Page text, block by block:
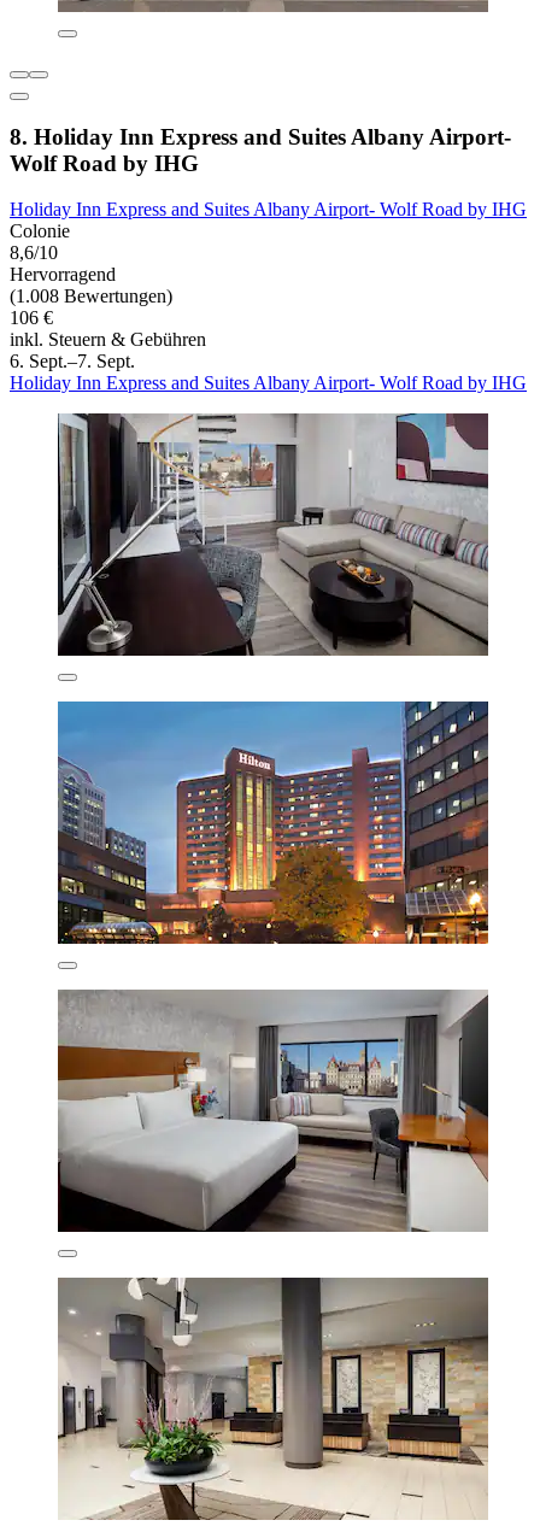
8. Holiday Inn Express and Suites Albany Airport-
Wolf Road by IHG
Holiday Inn Express and Suites Albany Airport- Wolf Road by IHG
Colonie
8,6/10
Hervorragend
(1.008 Bewertungen)
106 €
inkl. Steuern & Gebühren
6. Sept.–7. Sept.
Holiday Inn Express and Suites Albany Airport- Wolf Road by IHG